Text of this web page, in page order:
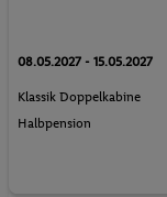
08.05.2027 - 15.05.2027
Klassik Doppelkabine
Halbpension